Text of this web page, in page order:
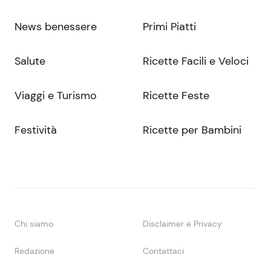
News benessere
Salute
Viaggi e Turismo
Festività
Primi Piatti
Ricette Facili e Veloci
Ricette Feste
Ricette per Bambini
Chi siamo Disclaimer e Privacy
Redazione Contattaci